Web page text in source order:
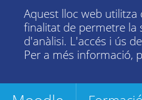
Aquest lloc web
finalitat de permetre la
d'anàlisi. L'accés i ús
Per a més informació,